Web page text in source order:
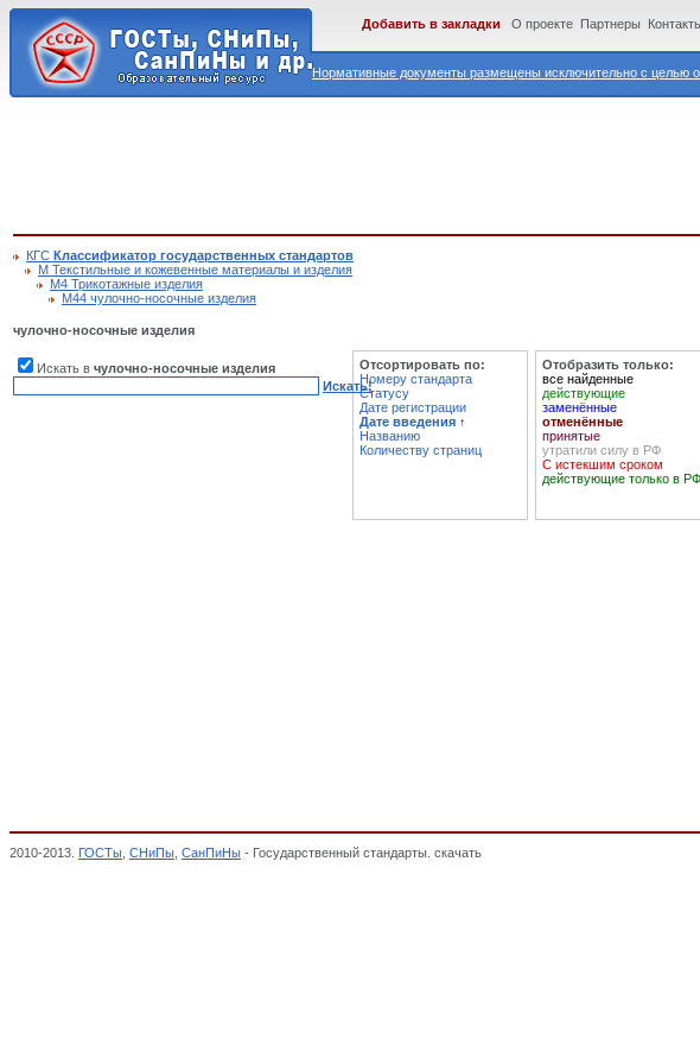
Нормативные документы размещены исключительно с целью
Добавить в закладки О проекте Партнеры
КГС Классификатор государственных стандартов
М Текстильные и кожевенные материалы и изделия
М4 Трикотажные изделия
М44 чулочно-носочные изделия
чулочно-носочные изделия
Искать в чулочно-носочные изделия
Искать!
Отсортировать по:
Номеру стандарта
Статусу
Дате регистрации
Дате введения ↑
Названию
Количеству страниц
Отобразить только:
все найденные
действующие
заменённые
отменённые
принятые
утратили силу в РФ
С истекшим сроком
действующие только в РФ
2010-2013. ГОСТы СНиПы СанПиНы - Государственный стандарты. скачатьчулочно-носочные изделия,